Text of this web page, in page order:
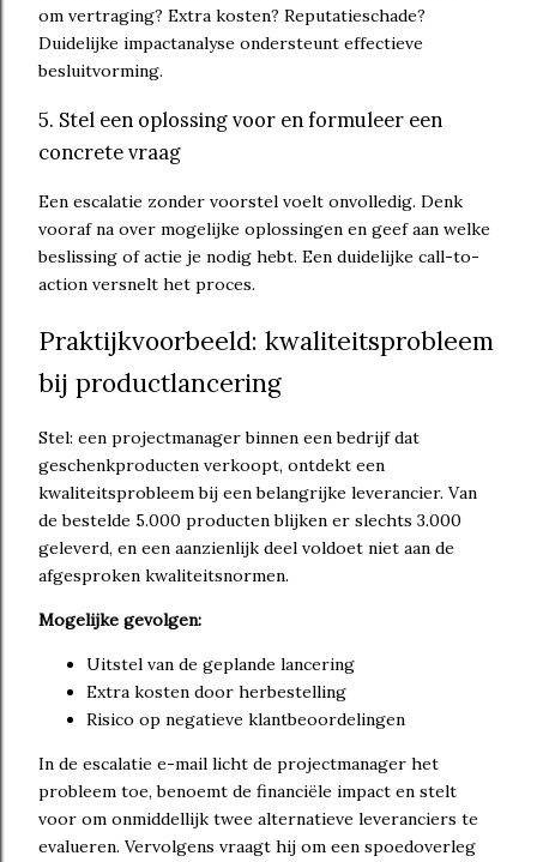
om vertraging? Extra kosten? Reputatieschade?
Duidelijke impactanalyse ondersteunt effectieve
besluitvorming.
5. Stel een oplossing voor en formuleer een
concrete vraag
Een escalatie zonder voorstel voelt onvolledig. Denk
vooraf na over mogelijke oplossingen en geef aan welke
beslissing of actie je nodig hebt. Een duidelijke call-to-
action versnelt het proces.
Praktijkvoorbeeld: kwaliteitsprobleem
bij productlancering
Stel: een projectmanager binnen een bedrijf dat
geschenkproducten verkoopt, ontdekt een
kwaliteitsprobleem bij een belangrijke leverancier. Van
de bestelde 5.000 producten blijken er slechts 3.000
geleverd, en een aanzienlijk deel voldoet niet aan de
afgesproken kwaliteitsnormen.
Mogelijke gevolgen:
Uitstel van de geplande lancering
Extra kosten door herbestelling
Risico op negatieve klantbeoordelingen
In de escalatie e-mail licht de projectmanager het
probleem toe, benoemt de financiële impact en stelt
voor om onmiddellijk twee alternatieve leveranciers te
evalueren. Vervolgens vraagt hij om een spoedoverleg